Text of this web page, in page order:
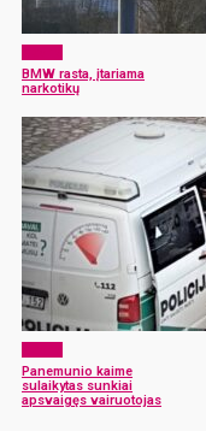
BMW rasta, įtariama
narkotikų
Panemunio kaime
sulaikytas sunkiai
apsvaigęs vairuotojas